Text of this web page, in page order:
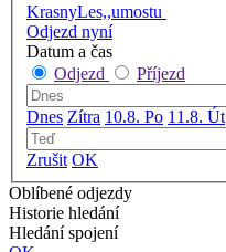
KrasnyLes,,umostu
Odjezd nyní
Datum a čas
Odjezd
Příjezd
Dnes Zítra 10.8. Po 11.8. Út
Zrušit OK
Oblíbené odjezdy
Historie hledání
Hledání spojení